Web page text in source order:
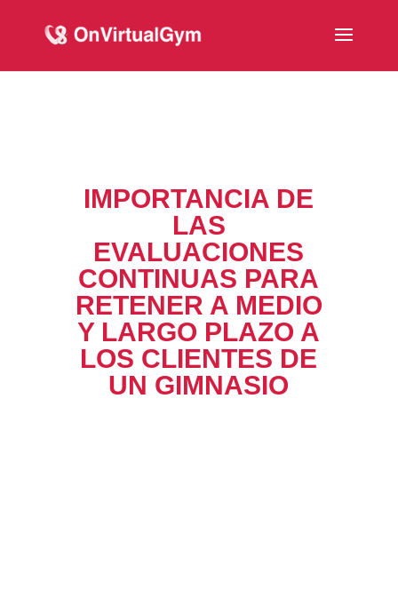
IMPORTANCIA DE
LAS
EVALUACIONES
CONTINUAS PARA
RETENER A MEDIO
Y LARGO PLAZO A
LOS CLIENTES DE
UN GIMNASIO